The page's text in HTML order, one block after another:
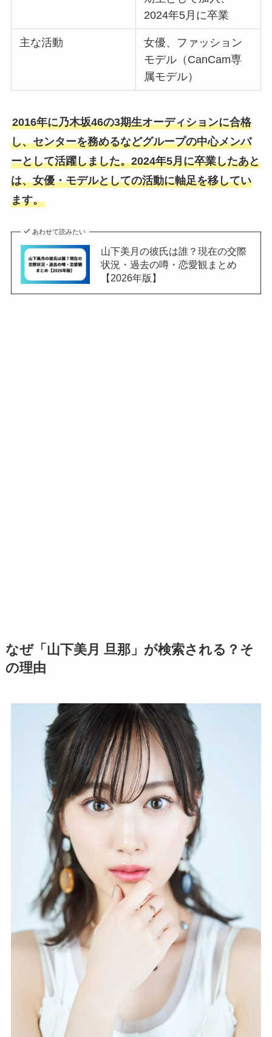
2024年5月に卒業
主な活動
女優、ファッション
モデル（CanCam専
属モデル）
2016年に乃木坂46の3期生オーディションに合格
し、センターを務めるなどグループの中心メンバ
ーとして活躍しました。2024年5月に卒業したあと
は、女優・モデルとしての活動に軸足を移してい
ます。
あわせて読みたい
山下美月の彼氏は誰？現在の交際
状況・過去の噂・恋愛観まとめ
【2026年版】
なぜ「山下美月 旦那」が検索される？そ
の理由